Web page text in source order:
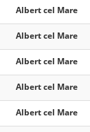
Albert cel Mare
Albert cel Mare
Albert cel Mare
Albert cel Mare
Albert cel Mare